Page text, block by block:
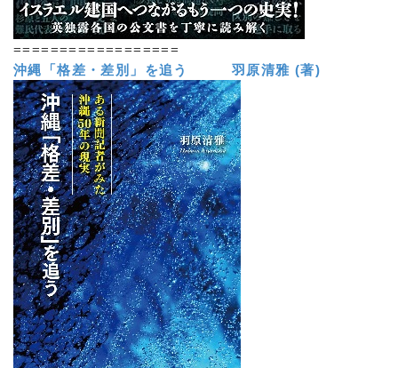
==================
沖縄「格差・差別」を追う 羽原清雅 (著)